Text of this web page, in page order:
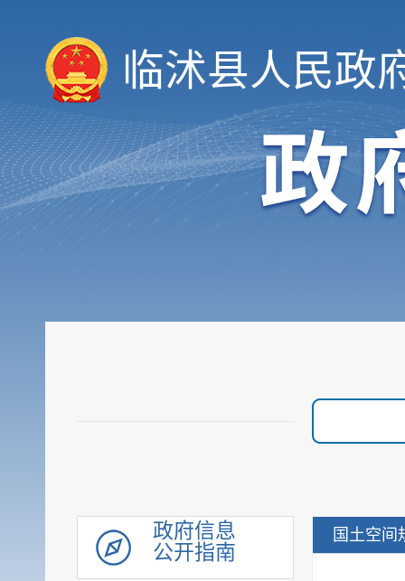
临沭县人民政
政府信息
公开指南
机构职能
履职依据
国土空间